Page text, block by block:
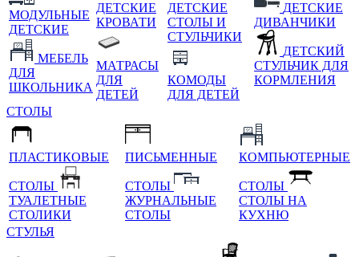
МОДУЛЬНЫЕ
ДЕТСКИЕ
МЕБЕЛЬ
ДЛЯ
ШКОЛЬНИКА
ДЕТСКИЕ
КРОВАТИ
МАТРАСЫ
ДЛЯ
ДЕТЕЙ
ДЕТСКИЕ
СТОЛЫ И
СТУЛЬЧИКИ
КОМОДЫ
ДЛЯ ДЕТЕЙ
ДЕТСКИЕ
ДИВАНЧИКИ
ДЕТСКИЙ
СТУЛЬЧИК ДЛЯ
КОРМЛЕНИЯ
СТОЛЫ
ПЛАСТИКОВЫЕ
СТОЛЫ
ТУАЛЕТНЫЕ
СТОЛИКИ
ПИСЬМЕННЫЕ
СТОЛЫ
ЖУРНАЛЬНЫЕ
СТОЛЫ
КОМПЬЮТЕРНЫЕ
СТОЛЫ
СТОЛЫ НА
КУХНЮ
СТУЛЬЯ